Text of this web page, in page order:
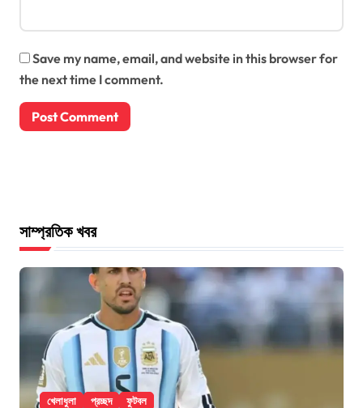
Save my name, email, and website in this browser for
the next time I comment.
সাম্প্রতিক খবর
খেলাধুলা প্রচ্ছদ ফুটবল